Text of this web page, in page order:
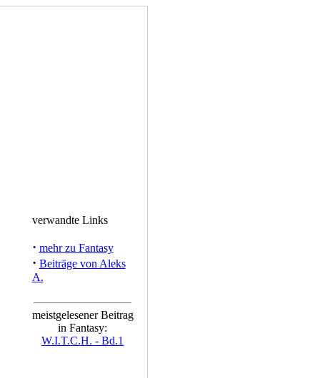
verwandte Links
· mehr zu Fantasy
· Beiträge von Aleks
A.
meistgelesener Beitrag
in Fantasy:
W.I.T.C.H. - Bd.1